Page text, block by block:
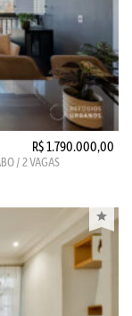
R$ 1.790.000,00
/ 2 VAGAS